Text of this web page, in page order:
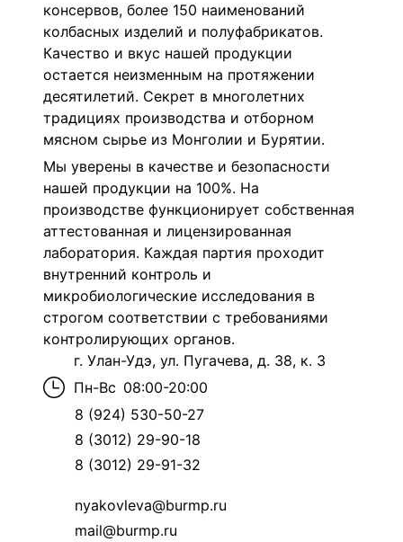
консервов, более 150 наименований
колбасных изделий и полуфабрикатов.
Качество и вкус нашей продукции
остается неизменным на протяжении
десятилетий. Секрет в многолетних
традициях производства и отборном
мясном сырье из Монголии и Бурятии.
Мы уверены в качестве и безопасности
нашей продукции на 100%. На
производстве функционирует собственная
аттестованная и лицензированная
лаборатория. Каждая партия проходит
внутренний контроль и
микробиологические исследования в
строгом соответствии с требованиями
контролирующих органов.
г. Улан-Удэ, ул. Пугачева, д. 38, к. 3
Пн-Вс 08:00-20:00
8 (924) 530-50-27
8 (3012) 29-90-18
8 (3012) 29-91-32
nyakovleva@burmp.ru
mail@burmp.ru